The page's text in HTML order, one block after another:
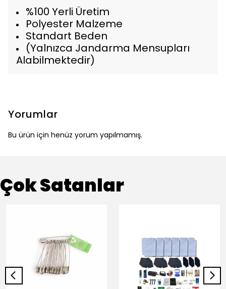
%100 Yerli Üretim
Polyester Malzeme
Standart Beden
(Yalnızca Jandarma Mensupları
Alabilmektedir)
Yorumlar
Bu ürün için henüz yorum yapılmamış.
Çok Satanlar